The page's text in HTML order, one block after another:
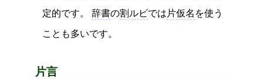
定的です。 辞書の割ルビでは 片仮名 を使う
ことも多いです。
片言